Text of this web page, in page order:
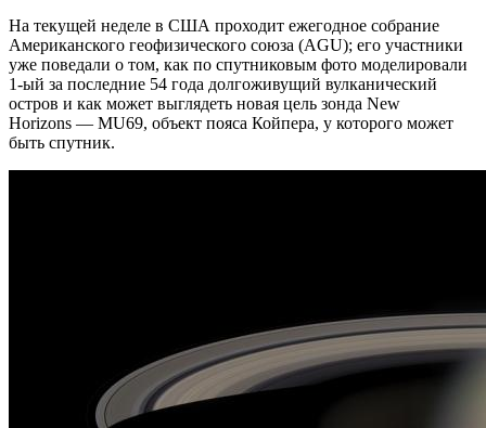
На текущей неделе в США проходит ежегодное собрание
Американского геофизического союза (AGU); его участники
уже поведали о том, как по спутниковым фото моделировали
1-ый за последние 54 года долгоживущий вулканический
остров и как может выглядеть новая цель зонда New
Horizons — MU69, объект пояса Койпера, у которого может
быть спутник.